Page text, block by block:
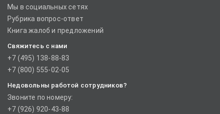
Мы в социальных сетях
Рубрика вопрос-ответ
Книга жалоб и предложений
Свяжитесь с нами
+7 (495) 138-88-83
+7 (800) 555-02-05
Недовольны работой сотрудников?
Звоните по номеру:
+7 (926) 920-43-88